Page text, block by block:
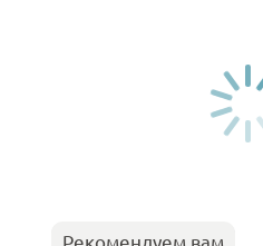
Рекомендуем вам